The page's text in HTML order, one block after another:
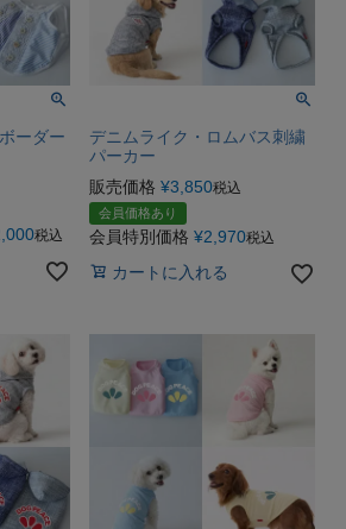
ーダー
税込
デニムライク・ロムバス刺繍
パーカー
販売価格 ¥3,850税込
会員価格あり
会員特別価格 ¥2,970税込
カートに入れる